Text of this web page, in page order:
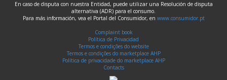
En caso de disputa con nuestra Entidad, puede utilizar una Resolución de disputa
alternativa (ADR) para el consumo.
Para más información, vea el Portal del Consumidor, en www.consumidor.pt
Complaint book
Política de Privacidad
Termos e condições do website
Termos e condições do marketplace AHP
Política de privacidade do marketplace AHP
Contacts